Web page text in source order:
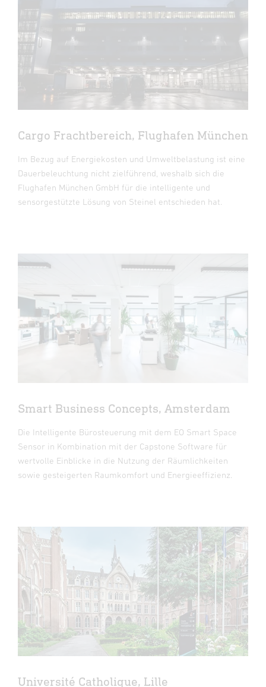
Cargo Frachtbereich, Flughafen München
Im Bezug auf Energiekosten und Umweltbelastung ist eine
Dauerbeleuchtung nicht zielführend, weshalb sich die
Flughafen München GmbH für die intelligente und
sensorgestützte Lösung von Steinel entschieden hat.
Smart Business Concepts, Amsterdam
Die Intelligente Bürosteuerung mit dem EO Smart Space
Sensor in Kombination mit der Capstone Software für
wertvolle Einblicke in die Nutzung der Räumlichkeiten
sowie gesteigerten Raumkomfort und Energieeffizienz.
Université Catholique, Lille